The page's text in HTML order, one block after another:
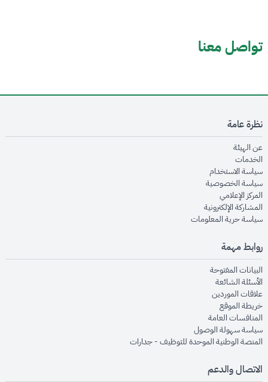
تواصل معنا
نظرة عامة
عن الهيئةopens in new window
الخدماتopens in new window
سياسة الاستخدام
سياسة الخصوصيةopens in new window
المركز الإعلاميopens in new window
المشاركة الإلكترونيةopens in new window
سياسة حرية المعلوماتopens in new window
روابط مهمة
البيانات المفتوحةopens in new window
الأسئلة الشائعةopens in new window
علاقات الموردينopens in new window
خريطة الموقعopens in new window
المنافسات العامةopens in new window
سياسة سهولة الوصولopens in new window
المنصة الوطنية الموحدة للتوظيف - جداراتopens in new window
الاتصال والدعم